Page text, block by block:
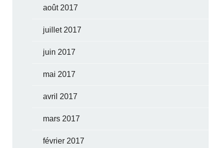
août 2017
juillet 2017
juin 2017
mai 2017
avril 2017
mars 2017
février 2017